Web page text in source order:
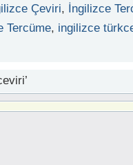
Çeviri, İngilizce
Tercüme, ingilizce